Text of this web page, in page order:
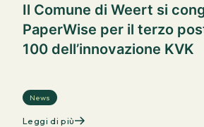
Il Comune di Weert si
PaperWise per il terzo
100 dell’innovazione KVK
News
Leggi di più